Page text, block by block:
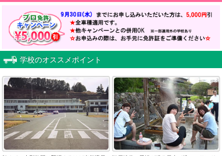
学校のオススメポイント